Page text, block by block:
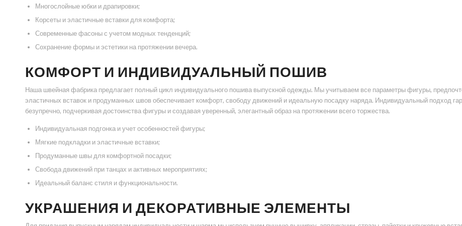
Многослойные юбки и драпировки;
Корсеты и эластичные вставки для комфорта;
Современные фасоны с учетом модных тенденций;
Сохранение формы и эстетики на протяжении вечера.
КОМФОРТ И ИНДИВИДУАЛЬНЫЙ ПОШИВ
Наша швейная фабрика предлагает полный цикл индивидуального пошива выпускной одежды. Мы учитываем все параметры фигуры,
эластичных вставок и продуманных швов обеспечивает комфорт, свободу движений и идеальную посадку наряда. Индивидуальный подход
безупречно, подчеркивая достоинства фигуры и создавая уверенный, элегантный образ на протяжении всего торжества.
Индивидуальная подгонка и учет особенностей фигуры;
Мягкие подкладки и эластичные вставки;
Продуманные швы для комфортной посадки;
Свобода движений при танцах и активных мероприятиях;
Идеальный баланс стиля и функциональности.
УКРАШЕНИЯ И ДЕКОРАТИВНЫЕ ЭЛЕМЕНТЫ